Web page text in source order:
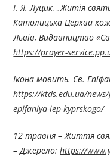
І. Я. Луцик, „Житія
Католицька Церква
Львів, Видавництво
https://prayer-
Ікона мовить. Св.
https://ktds.edu.ua/
epifaniya-iep-kyprskogo/
12 травня – Життя
– Джерелo:https://